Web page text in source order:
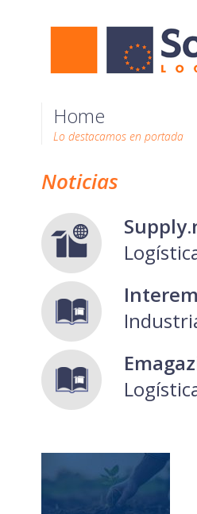
Home
Lo destacamos en portada
Noticias